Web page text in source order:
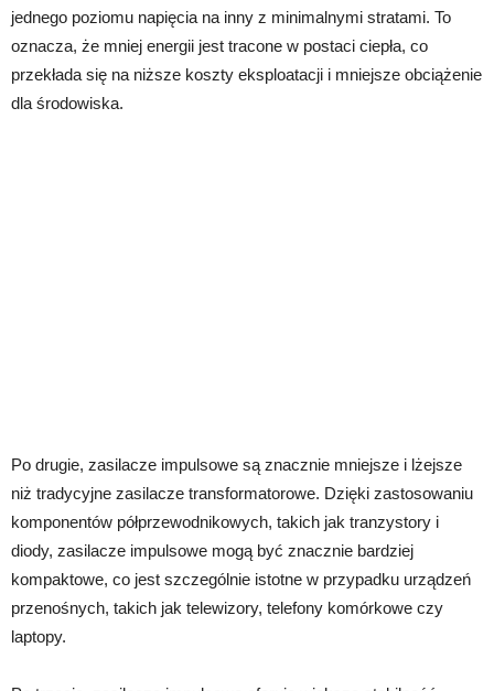
jednego poziomu napięcia na inny z minimalnymi stratami. To
oznacza, że mniej energii jest tracone w postaci ciepła, co
przekłada się na niższe koszty eksploatacji i mniejsze obciążenie
dla środowiska.
Po drugie, zasilacze impulsowe są znacznie mniejsze i lżejsze
niż tradycyjne zasilacze transformatorowe. Dzięki zastosowaniu
komponentów półprzewodnikowych, takich jak tranzystory i
diody, zasilacze impulsowe mogą być znacznie bardziej
kompaktowe, co jest szczególnie istotne w przypadku urządzeń
przenośnych, takich jak telewizory, telefony komórkowe czy
laptopy.